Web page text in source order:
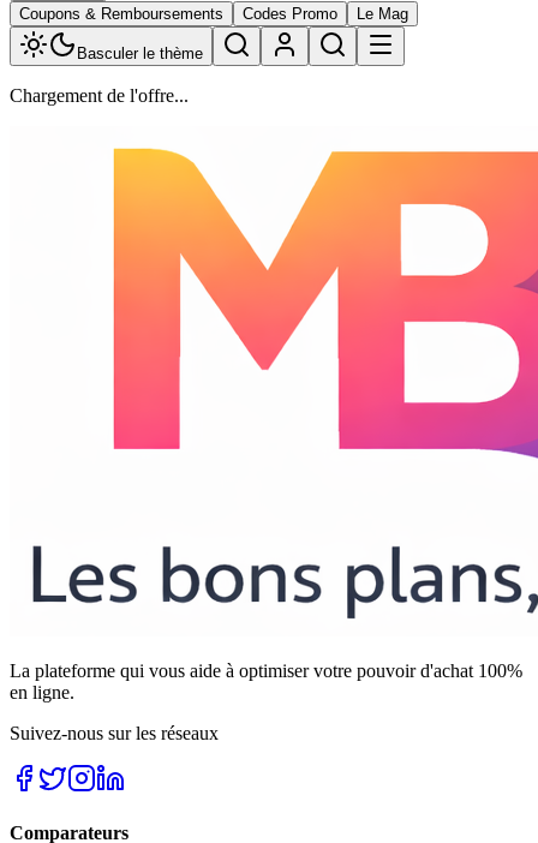
Coupons & Remboursements
Codes Promo Le Mag
Basculer le thème
Chargement de l'offre...
La plateforme qui vous aide à optimiser votre pouvoir d'achat 100%
en ligne.
Suivez-nous sur les réseaux
Comparateurs